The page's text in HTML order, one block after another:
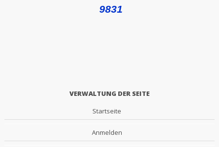
VERWALTUNG DER SEITE
Startseite
Anmelden